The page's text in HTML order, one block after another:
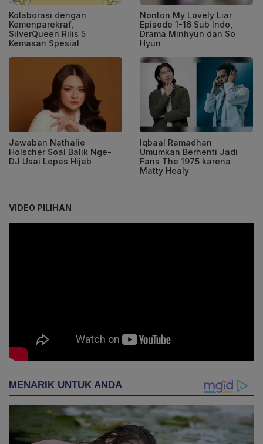
Kolaborasi dengan
Kemenparekraf,
SilverQueen Rilis 5
Kemasan Spesial
Nonton My Lovely Liar
Episode 1-16 Sub Indo,
Drama Minhyun dan So
Hyun
Jawaban Nathalie
Holscher Soal Balik Nge-
DJ Usai Lepas Hijab
Iqbaal Ramadhan
Umumkan Berhenti Jadi
Fans The 1975 karena
Matty Healy
VIDEO PILIHAN